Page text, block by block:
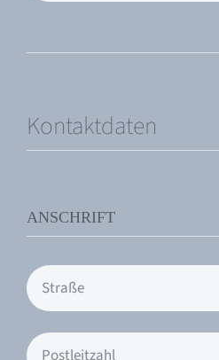
Kontaktdaten
ANSCHRIFT